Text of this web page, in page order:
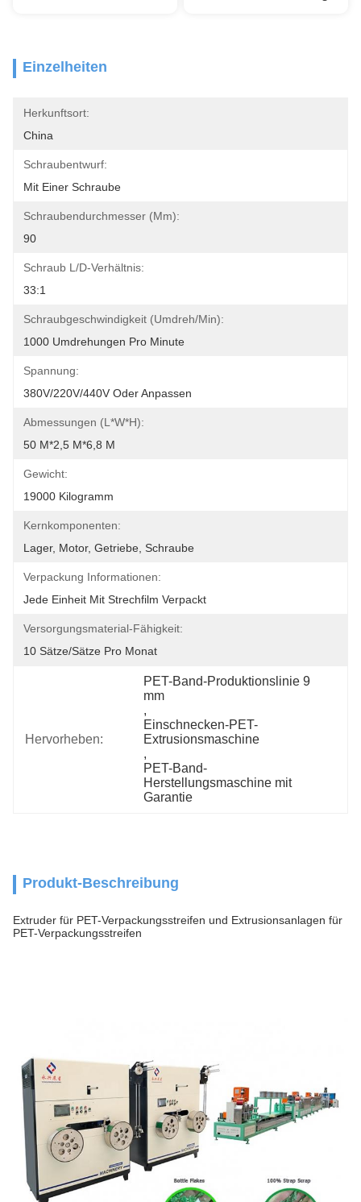
Einzelheiten
Herkunftsort:
China
Schraubentwurf:
Mit Einer Schraube
Schraubendurchmesser (mm):
90
Schraub L/D-Verhältnis:
33:1
Schraubgeschwindigkeit (umdreh/min):
1000 Umdrehungen Pro Minute
Spannung:
380V/220V/440V Oder Anpassen
Abmessungen (L*W*H):
50 M*2,5 M*6,8 M
Gewicht:
19000 Kilogramm
Kernkomponenten:
Lager, Motor, Getriebe, Schraube
Verpackung Informationen:
Jede Einheit Mit Strechfilm Verpackt
Versorgungsmaterial-Fähigkeit:
10 Sätze/Sätze Pro Monat
Hervorheben:
PET-Band-Produktionslinie 9
mm
,
Einschnecken-PET-
Extrusionsmaschine
,
PET-Band-
Herstellungsmaschine mit
Garantie
Produkt-Beschreibung
Extruder für PET-Verpackungsstreifen und Extrusionsanlagen für
PET-Verpackungsstreifen